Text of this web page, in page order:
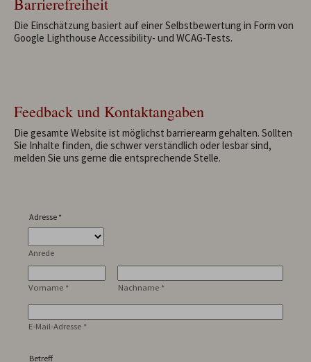
Barrierefreiheit
Die Einschätzung basiert auf einer Selbstbewertung in Form von
Google Lighthouse Accessibility- und WCAG-Tests.
Feedback und Kontaktangaben
Die gesamte Website ist möglichst barrierearm gehalten. Sollten
Sie Inhalte finden, die schwer verständlich oder lesbar sind,
melden Sie uns gerne die entsprechende Stelle.
Adresse *
Anrede
Vorname * Nachname *
E-Mail-Adresse *
Betreff